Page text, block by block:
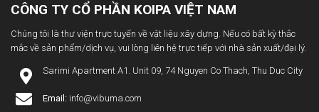
CÔNG TY CỔ PHẦN KOIPA VIỆT NAM
Chúng tôi là thư viện trực tuyến về vật liệu xây dựng. Nếu có bất kỳ thắc
mắc về sản phẩm/dịch vụ, vui lòng liên hệ trực tiếp với nhà sản xuất/đại lý.
Sarimi Apartment A1. Unit 09, 74 Nguyen Co Thach, Thu Duc City
Email: info@vibuma.com